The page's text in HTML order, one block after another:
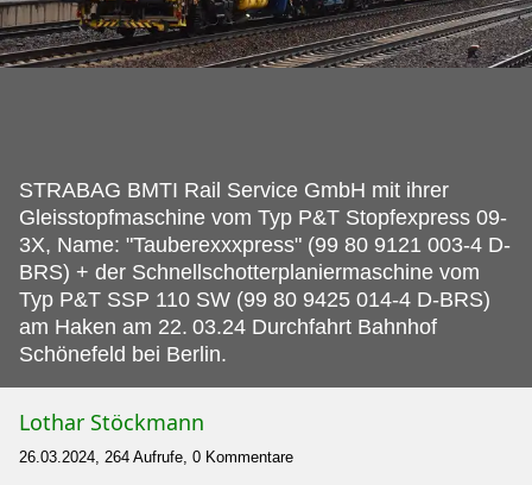
STRABAG BMTI Rail Service GmbH mit ihrer
Gleisstopfmaschine vom Typ P&T Stopfexpress 09-
3X, Name: "Tauberexxxpress" (99 80 9121 003-4 D-
BRS) + der Schnellschotterplaniermaschine vom
Typ P&T SSP 110 SW (99 80 9425 014-4 D-BRS)
am Haken am 22. 03.24 Durchfahrt Bahnhof
Schönefeld bei Berlin.
Lothar Stöckmann
26.03.2024, 264 Aufrufe, 0 Kommentare